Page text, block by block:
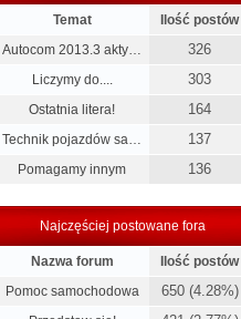
Temat
Ilość postów
Autocom 2013.3 akty…
326
Liczymy do.... 303
Ostatnia litera! 164
Technik pojazdów sa… 137
Pomagamy innym 136
Najczęściej postowane fora
Nazwa forum
Ilość postów
Pomoc samochodowa
650 (4.28%)